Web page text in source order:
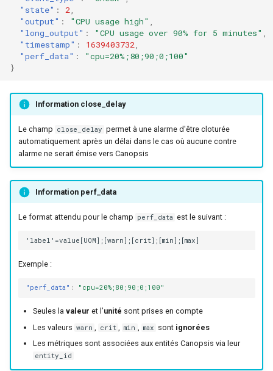
"state" : 2,
"output" : "CPU usage high" ,
"long_output" : "CPU usage over 90% for 5 minutes" ,
"timestamp" : 1639403732,
"perf_data" :
"cpu=20%;80;90;0;100"
}
Information close_delay
Le champ close_delay permet à une alarme d'être cloturée
automatiquement après un délai dans le cas où aucune contre
alarme ne serait émise vers Canopsis
Information perf_data
Le format attendu pour le champ perf_data est le suivant :
Exemple :
"perf_data" : "cpu=20%;80;90;0;100"
Seules la valeur et l’unité sont prises en compte
Les valeurs warn crit min max sont ignorées
Les métriques sont associées aux entités Canopsis via leur
entity_id